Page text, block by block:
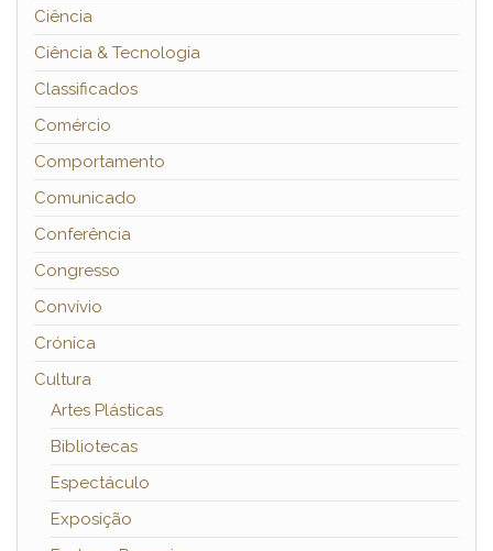
Ciência
Ciência & Tecnologia
Classificados
Comércio
Comportamento
Comunicado
Conferência
Congresso
Convívio
Crónica
Cultura
Artes Plásticas
Bibliotecas
Espectáculo
Exposição